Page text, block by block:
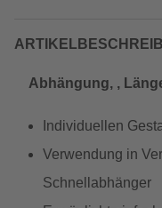
Abhängung, ,
Individuellen
Verwendung in
Schnellabhänger